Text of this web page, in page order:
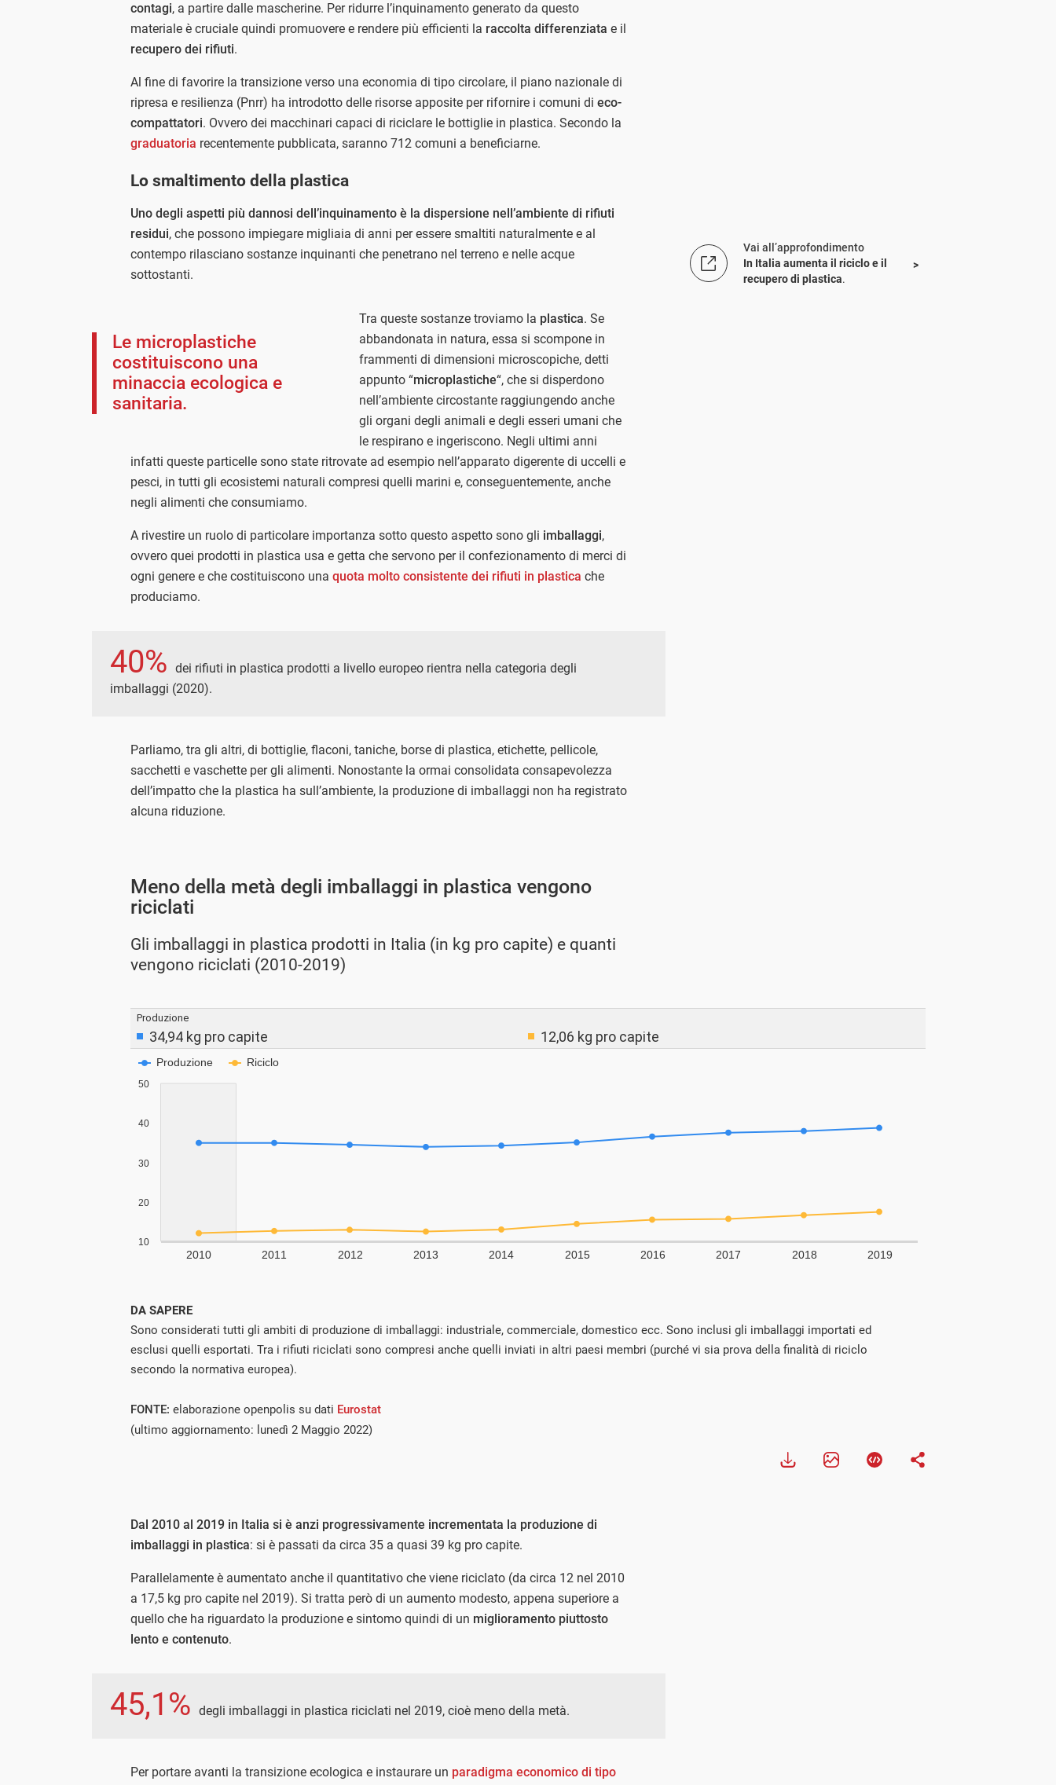
contagi, a partire dalle mascherine. Per ridurre l’inquinamento generato da questo
materiale è cruciale quindi promuovere e rendere più efficienti la raccolta differenziata e il
recupero dei rifiuti.
Al fine di favorire la transizione verso una economia di tipo circolare, il piano nazionale di
ripresa e resilienza (Pnrr) ha introdotto delle risorse apposite per rifornire i comuni di eco-
compattatori. Ovvero dei macchinari capaci di riciclare le bottiglie in plastica. Secondo la
graduatoria recentemente pubblicata, saranno 712 comuni a beneficiarne.
Lo smaltimento della plastica
Uno degli aspetti più dannosi dell’inquinamento è la dispersione nell’ambiente di rifiuti
residui, che possono impiegare migliaia di anni per essere smaltiti naturalmente e al
contempo rilasciano sostanze inquinanti che penetrano nel terreno e nelle acque
sottostanti.
Vai all’approfondimento
In Italia aumenta il riciclo e il
recupero di plastica.
Le microplastiche
costituiscono una
minaccia ecologica e
sanitaria.
Tra queste sostanze troviamo la plastica. Se
abbandonata in natura, essa si scompone in
frammenti di dimensioni microscopiche, detti
appunto “microplastiche“, che si disperdono
nell’ambiente circostante raggiungendo anche
gli organi degli animali e degli esseri umani che
le respirano e ingeriscono. Negli ultimi anni
infatti queste particelle sono state ritrovate ad esempio nell’apparato digerente di uccelli e
pesci, in tutti gli ecosistemi naturali compresi quelli marini e, conseguentemente, anche
negli alimenti che consumiamo.
A rivestire un ruolo di particolare importanza sotto questo aspetto sono gli imballaggi,
ovvero quei prodotti in plastica usa e getta che servono per il confezionamento di merci di
ogni genere e che costituiscono una quota molto consistente dei rifiuti in plastica che
produciamo.
40% dei rifiuti in plastica prodotti a livello europeo rientra nella categoria degli
imballaggi (2020).
Parliamo, tra gli altri, di bottiglie, flaconi, taniche, borse di plastica, etichette, pellicole,
sacchetti e vaschette per gli alimenti. Nonostante la ormai consolidata consapevolezza
dell’impatto che la plastica ha sull’ambiente, la produzione di imballaggi non ha registrato
alcuna riduzione.
Meno della metà degli imballaggi in plastica vengono
riciclati
Gli imballaggi in plastica prodotti in Italia (in kg pro capite) e quanti
vengono riciclati (2010-2019)
DA SAPERE
Sono considerati tutti gli ambiti di produzione di imballaggi: industriale, commerciale, domestico ecc. Sono inclusi gli imballaggi importati ed
esclusi quelli esportati. Tra i rifiuti riciclati sono compresi anche quelli inviati in altri paesi membri (purché vi sia prova della finalità di riciclo
secondo la normativa europea).
FONTE: elaborazione openpolis su dati Eurostat
(ultimo aggiornamento: lunedì 2 Maggio 2022)
Dal 2010 al 2019 in Italia si è anzi progressivamente incrementata la produzione di
imballaggi in plastica: si è passati da circa 35 a quasi 39 kg pro capite.
Parallelamente è aumentato anche il quantitativo che viene riciclato (da circa 12 nel 2010
a 17,5 kg pro capite nel 2019). Si tratta però di un aumento modesto, appena superiore a
quello che ha riguardato la produzione e sintomo quindi di un miglioramento piuttosto
lento e contenuto.
45,1% degli imballaggi in plastica riciclati nel 2019, cioè meno della metà.
Per portare avanti la transizione ecologica e instaurare un paradigma economico di tipo